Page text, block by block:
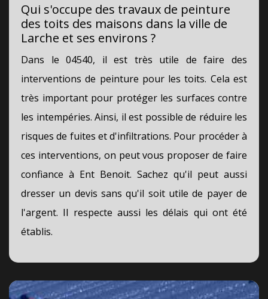
Qui s'occupe des travaux de peinture
des toits des maisons dans la ville de
Larche et ses environs ?
Dans le 04540, il est très utile de faire des
interventions de peinture pour les toits. Cela est
très important pour protéger les surfaces contre
les intempéries. Ainsi, il est possible de réduire les
risques de fuites et d'infiltrations. Pour procéder à
ces interventions, on peut vous proposer de faire
confiance à Ent Benoit. Sachez qu'il peut aussi
dresser un devis sans qu'il soit utile de payer de
l'argent. Il respecte aussi les délais qui ont été
établis.